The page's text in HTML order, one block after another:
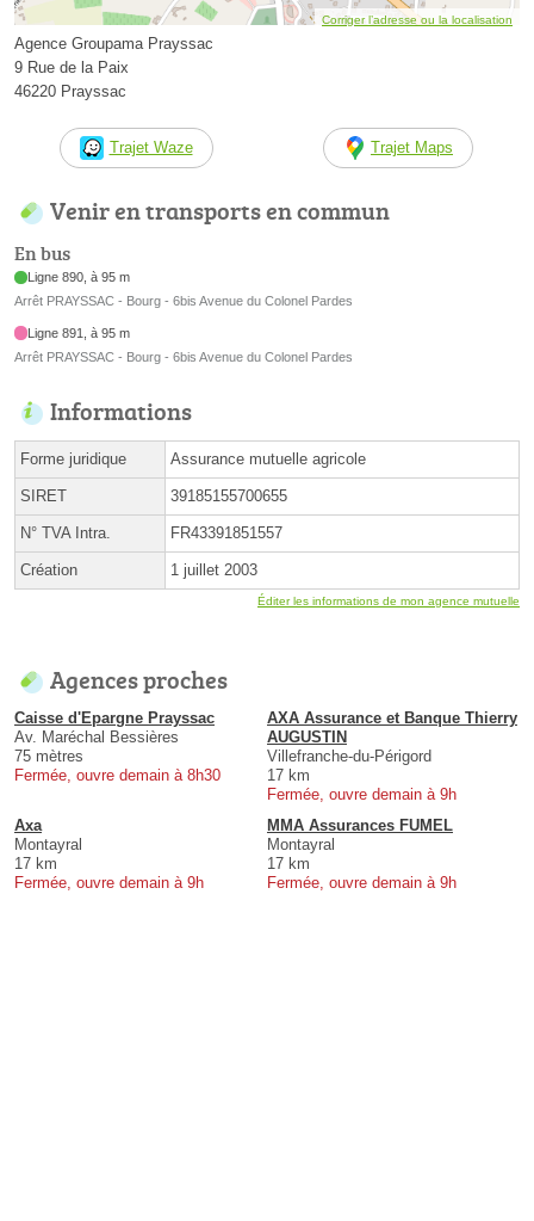
Corriger l’adresse ou la localisation
Agence Groupama Prayssac
9 Rue de la Paix
46220 Prayssac
Trajet Waze Trajet Maps
Venir en transports en commun
En bus
Ligne 890, à 95 m
Arrêt PRAYSSAC - Bourg - 6bis Avenue du Colonel Pardes
Ligne 891, à 95 m
Arrêt PRAYSSAC - Bourg - 6bis Avenue du Colonel Pardes
Informations
Forme juridique Assurance mutuelle agricole
SIRET 39185155700655
N° TVA Intra. FR43391851557
Création 1 juillet 2003
Éditer les informations de mon agence mutuelle
Agences proches
Caisse d'Epargne Prayssac
Av. Maréchal Bessières
75 mètres
Fermée, ouvre demain à 8h30
AXA Assurance et Banque Thierry
AUGUSTIN
Villefranche-du-Périgord
17 km
Fermée, ouvre demain à 9h
Axa
Montayral
17 km
Fermée, ouvre demain à 9h
MMA Assurances FUMEL
Montayral
17 km
Fermée, ouvre demain à 9h